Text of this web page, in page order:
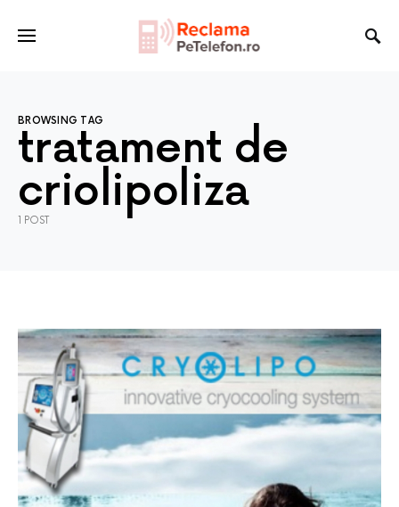
BROWSING TAG
tratament de
criolipoliza
1 POST